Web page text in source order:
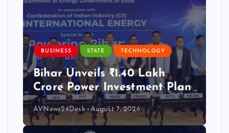
BUSINESS STATE TECHNOLOGY
Bihar Unveils ₹1.40 Lakh
Crore Power Investment Plan
AVNews24Desk August 7, 2026